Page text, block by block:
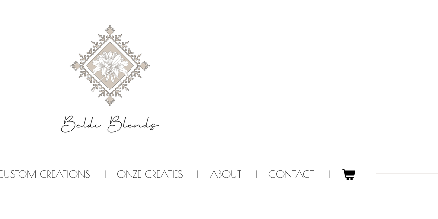
CREATIONS ONZE CREATIES ABOUT CONTACT